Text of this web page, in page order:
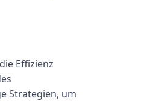
Effizienz
Strategien, um